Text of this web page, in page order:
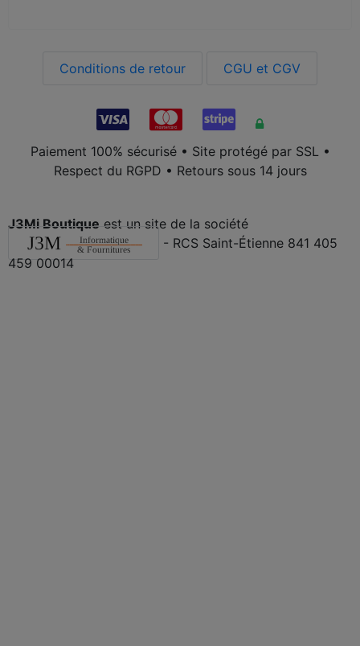
Conditions de retour CGU et CGV
Paiement 100% sécurisé • Site protégé par SSL •
Respect du RGPD • Retours sous 14 jours
J3Mi Boutique est un site de la société
- RCS Saint-Étienne 841 405
459 00014